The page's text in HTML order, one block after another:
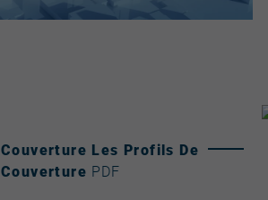
Couverture Les Profils De
Couverture PDF